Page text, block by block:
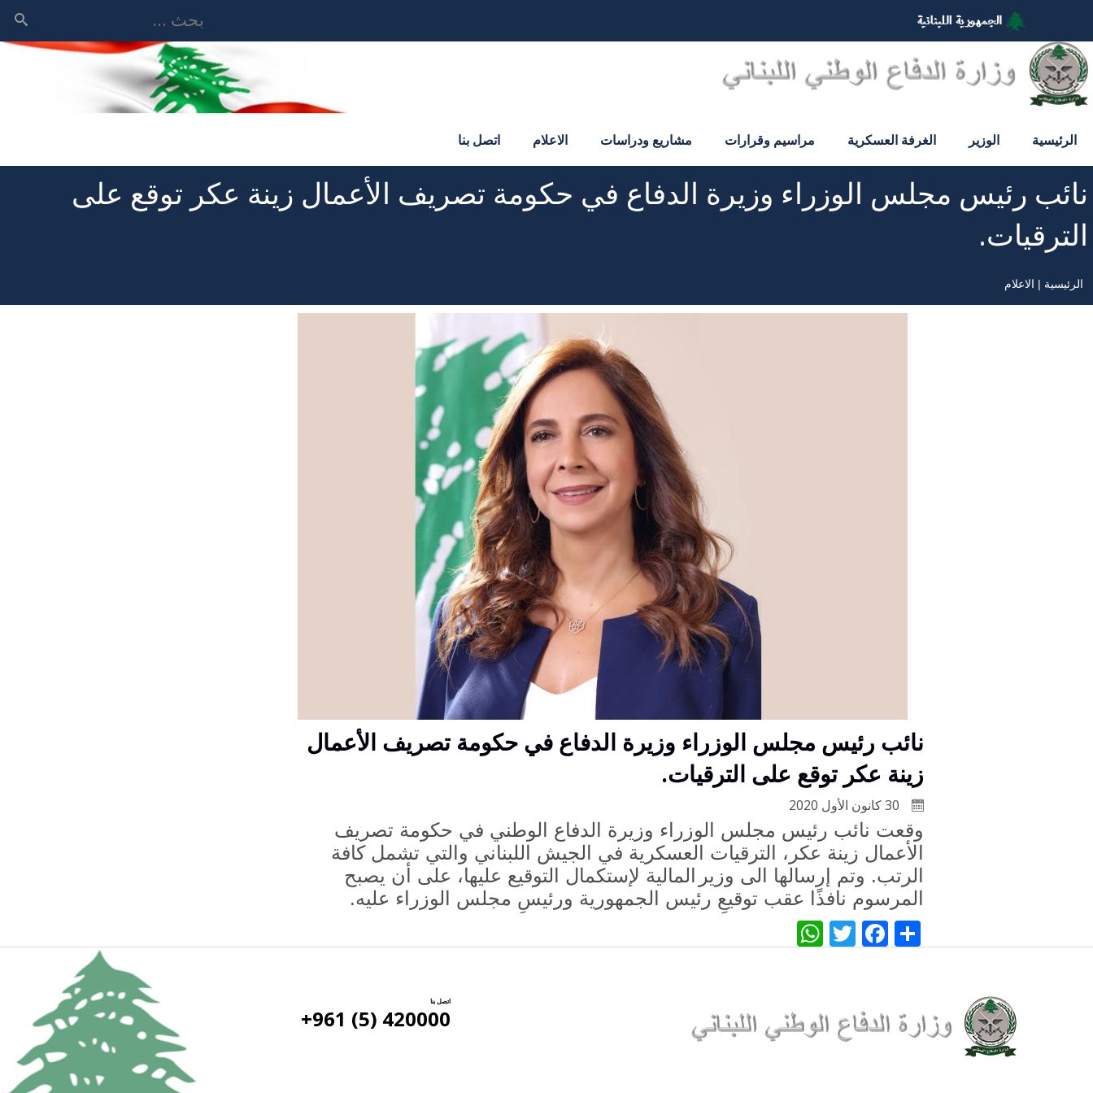
المحتوى
الرئيسي
الرئيسية الوزير الغرفة العسكرية مراسيم وقرارات مشاريع ودراسات الاعلام اتصل بنا
نائب رئيس مجلس الوزراء وزيرة الدفاع في حكومة تصريف الأعمال زينة عكر توقع على
الترقيات.
مسار
الرئيسية الاعلام
نائب رئيس مجلس الوزراء وزيرة الدفاع في حكومة تصريف الأعمال
زينة عكر توقع على الترقيات.
وقعت نائب رئيس مجلس الوزراء وزيرة الدفاع الوطني في حكومة تصريف
الأعمال زينة عكر، الترقيات العسكرية في الجيش اللبناني والتي تشمل كافة
الرتب. وتم إرسالها الى وزير المالية لإستكمال التوقيع عليها، على أن يصبح
المرسوم نافذًا عقب توقيعِ رئيس الجمهورية ورئيسِ مجلس الوزراء عليه.
Share
Facebook
Twitter
اتصل بنا
420000 (5) 961+